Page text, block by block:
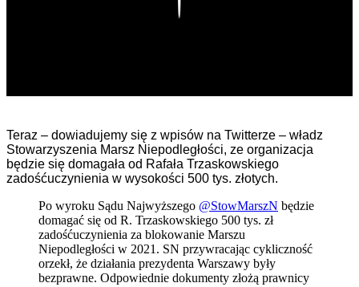
Teraz – dowiadujemy się z wpisów na Twitterze – władz
Stowarzyszenia Marsz Niepodległości, ze organizacja
będzie się domagała od Rafała Trzaskowskiego
zadośćuczynienia w wysokości 500 tys. złotych.
Po wyroku Sądu Najwyższego @StowMarszN będzie
domagać się od R. Trzaskowskiego 500 tys. zł
zadośćuczynienia za blokowanie Marszu
Niepodległości w 2021. SN przywracając cykliczność
orzekł, że działania prezydenta Warszawy były
bezprawne. Odpowiednie dokumenty złożą prawnicy